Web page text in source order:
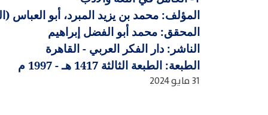
المؤلف: محمد بن يزيد المبرد، أبو العباس
المحقق: محمد أبو الفضل إبراهيم
الناشر: دار الفكر العربي - القاهرة
الطبعة: الطبعة الثالثة 1417 هـ - 1997 م
31 مايو 2024